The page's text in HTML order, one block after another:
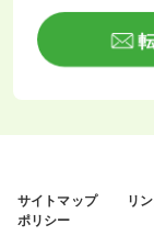
サイトマップ リ
ポリシー